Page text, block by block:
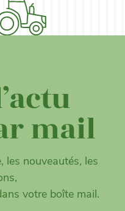
mail
les nouveautés, les
votre boîte mail.